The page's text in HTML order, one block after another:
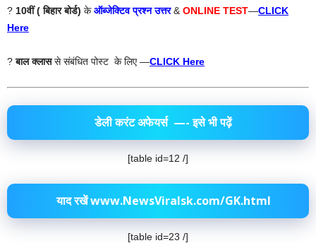
? 10वीं ( बिहार बोर्ड) केऑब्जेक्टिव प्रश्न उत्तर& ONLINE TEST—CLICK
Here
?बाल क्लाससे संबंधित पोस्ट के लिए —CLICK Here
डेली करंट अफेयर्स —- इसे भी पढ़ें
[table id=12 /]
याद रखें www.NewsViralsk.com/GK.html
[table id=23 /]